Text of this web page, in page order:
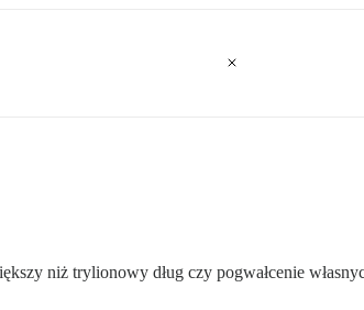
niż trylionowy dług czy pogwałcenie